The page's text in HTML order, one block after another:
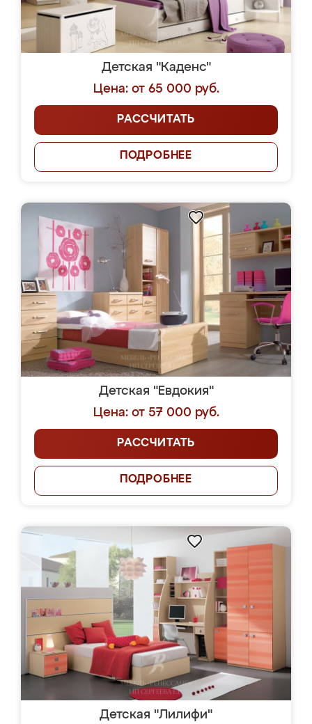
Детская "Каденс"
Цена: от 65 000 руб.
РАССЧИТАТЬ
ПОДРОБНЕЕ
Детская "Евдокия"
Цена: от 57 000 руб.
РАССЧИТАТЬ
ПОДРОБНЕЕ
Детская "Лилифи"